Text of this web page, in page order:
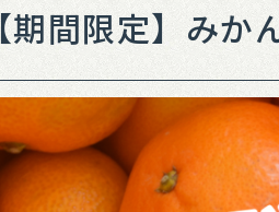
【期間限定】み